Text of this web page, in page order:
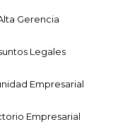
Gerencia
Legales
Empresarial
Empresarial